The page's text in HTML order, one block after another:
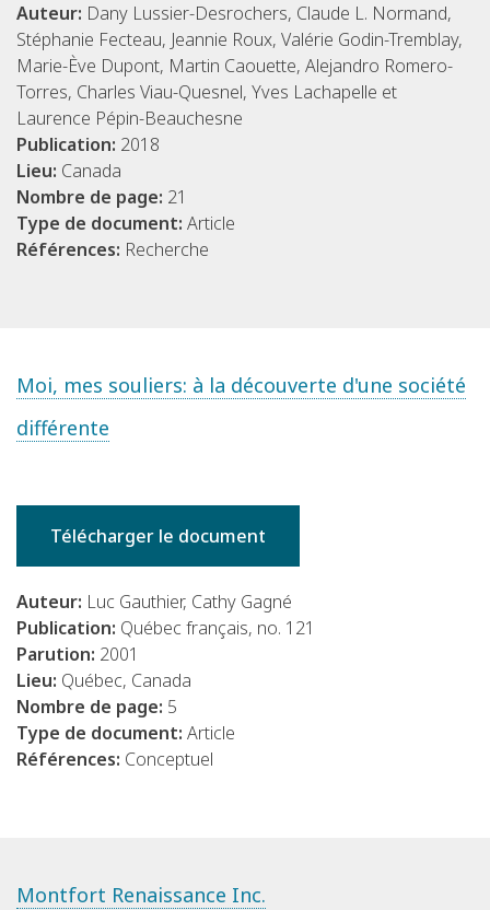
Auteur: Dany Lussier-Desrochers, Claude L. Normand,
Stéphanie Fecteau, Jeannie Roux, Valérie Godin-Tremblay,
Marie-Ève Dupont, Martin Caouette, Alejandro Romero-
Torres, Charles Viau-Quesnel, Yves Lachapelle et
Laurence Pépin-Beauchesne
Publication: 2018
Lieu: Canada
Nombre de page: 21
Type de document: Article
Références: Recherche
Moi, mes souliers: à la découverte d'une société
différente
Télécharger le document
Auteur: Luc Gauthier, Cathy Gagné
Publication: Québec français, no. 121
Parution: 2001
Lieu: Québec, Canada
Nombre de page: 5
Type de document: Article
Références: Conceptuel
Montfort Renaissance Inc.